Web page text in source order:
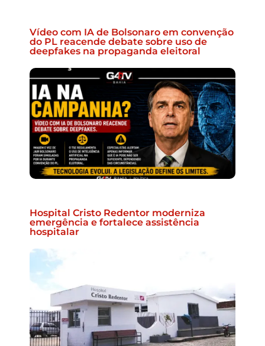
Vídeo com IA de Bolsonaro em convenção
do PL reacende debate sobre uso de
deepfakes na propaganda eleitoral
Hospital Cristo Redentor moderniza
emergência e fortalece assistência
hospitalar